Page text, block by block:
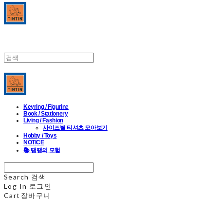
Keyring / Figurine
Book / Stationery
Living / Fashion
사이즈별 티셔츠 모아보기
Hobby / Toys
NOTICE
📚 땡땡의 모험
Search 검색
Log In 로그인
Cart 장바구니